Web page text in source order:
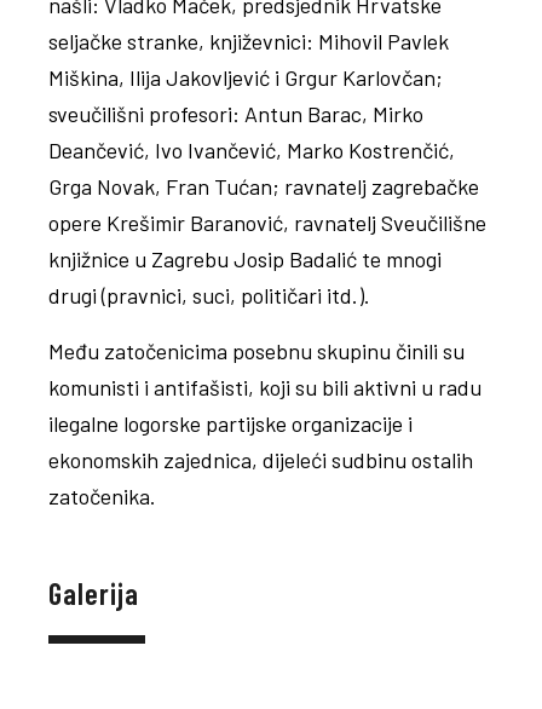
seljačke stranke, književnici: Mihovil Pavlek
Miškina, Ilija Jakovljević i Grgur Karlovčan;
sveučilišni profesori: Antun Barac, Mirko
Deančević, Ivo Ivančević, Marko Kostrenčić,
Grga Novak, Fran Tućan; ravnatelj zagrebačke
opere Krešimir Baranović, ravnatelj Sveučilišne
knjižnice u Zagrebu Josip Badalić te mnogi
drugi (pravnici, suci, političari itd.).
Među zatočenicima posebnu skupinu činili su
komunisti i antifašisti, koji su bili aktivni u radu
ilegalne logorske partijske organizacije i
ekonomskih zajednica, dijeleći sudbinu ostalih
zatočenika.
Galerija